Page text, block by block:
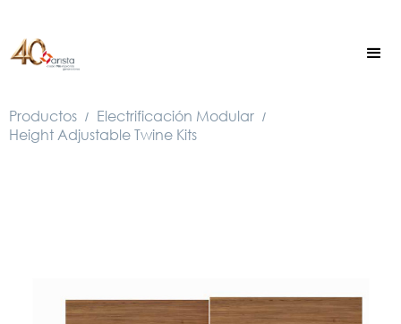
Productos / Electrificación Modular /
Height Adjustable Twine Kits